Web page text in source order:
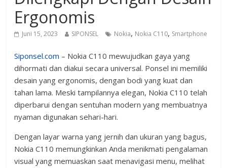
Ergonomis
Juni 15, 2023 SIPONSEL Nokia, Nokia C110, Smartphone
Siponsel.com – Nokia C110 mewujudkan gaya yang
dihormati dan diakui secara universal. Ponsel ini memiliki
desain yang ergonomis, dengan bodi yang kuat dan
tahan lama. Meski tampilannya elegan, Nokia C110 telah
diperbarui dengan sentuhan modern yang membuatnya
nyaman digunakan sehari-hari.
Dengan layar warna yang jernih dan ukuran yang bagus,
Nokia C110 memungkinkan Anda menikmati pengalaman
visual yang memuaskan saat menavigasi menu, melihat